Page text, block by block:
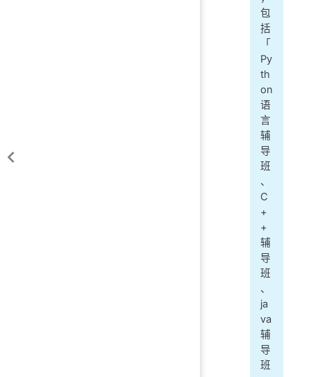
包
括
「
Py
th
on
语
言
辅
导
班
、
C
+
+
辅
导
班
、
ja
va
辅
导
班